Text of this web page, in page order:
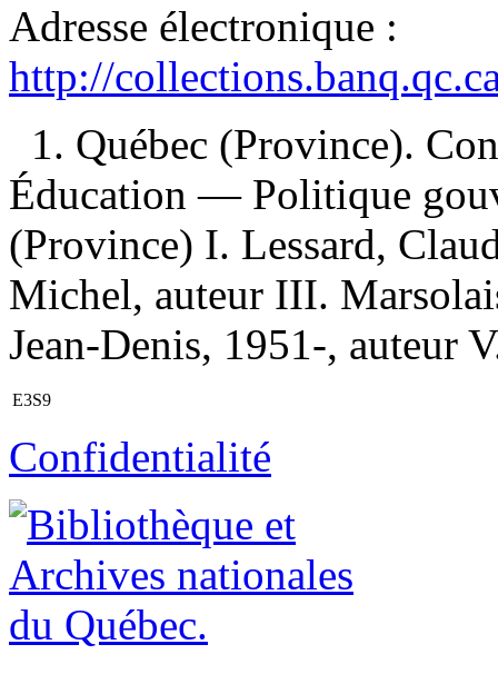
Adresse électronique :
http://
1. Québec (Province).
Éducation — Politique
(Province) I. Lessard,
Michel, auteur III.
Jean-Denis, 1951-, auteur
E3S9
Confidentialité